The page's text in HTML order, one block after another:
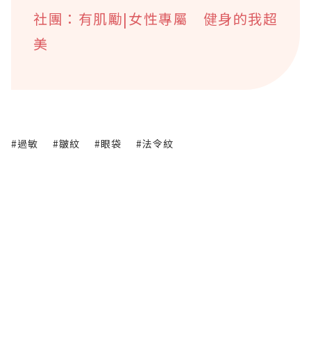
社團：有肌勵|女性專屬 健身的我超
美
#過敏 #皺紋 #眼袋 #法令紋